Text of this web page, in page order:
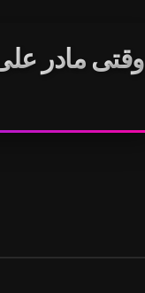
وقتی مادر